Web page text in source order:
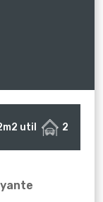
util 2